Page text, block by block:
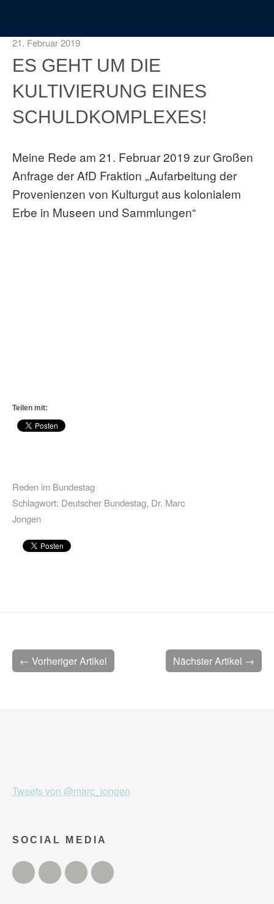
21. Februar 2019
ES GEHT UM DIE
KULTIVIERUNG EINES
SCHULDKOMPLEXES!
Meine Rede am 21. Februar 2019 zur Großen
Anfrage der AfD Fraktion „Aufarbeitung der
Provenienzen von Kulturgut aus kolonialem
Erbe in Museen und Sammlungen“
Teilen mit:
Reden im Bundestag
Schlagwort: Deutscher Bundestag, Dr. Marc
Jongen
Nächster Artikel →
← Vorheriger Artikel
Tweets von @marc_jongen
SOCIAL MEDIA
Twitter FacebookInstagram